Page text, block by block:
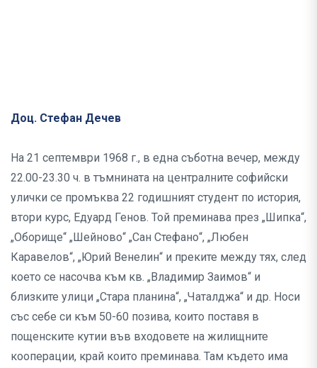
Доц. Стефан Дечев
На 21 септември 1968 г., в една съботна вечер, между
22.00-23.30 ч. в тъмнината на централните софийски
улички се промъква 22 годишният студент по история,
втори курс, Едуард Генов. Той преминава през „Шипка“,
„Оборище“ „Шейново“ „Сан Стефано“, „Любен
Каравелов“, „Юрий Венелин“ и преките между тях, след
което се насочва към кв. „Владимир Заимов“ и
близките улици „Стара планина“, „Чаталджа“ и др. Носи
със себе си към 50-60 позива, които поставя в
пощенските кутии във входовете на жилищните
кооперации, край които преминава. Там където има